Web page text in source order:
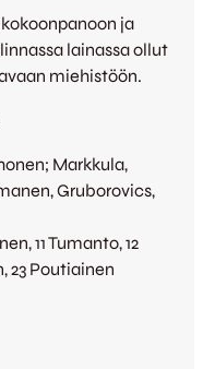
ja
lainassa ollut
miehistöön.
Markkula,
Gruborovics,
11 Tumanto, 12
23 Poutiainen